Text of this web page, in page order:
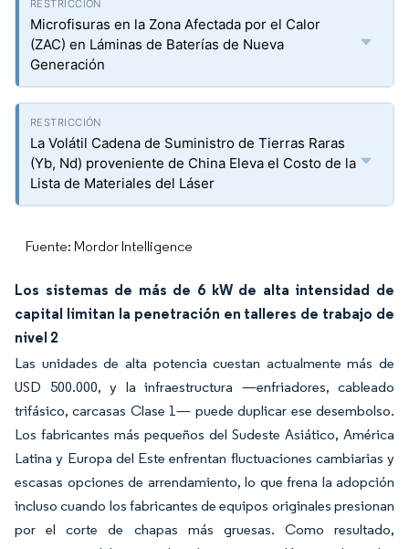
Microfisuras en la Zona Afectada por el Calor
(ZAC) en Láminas de Baterías de Nueva
Generación
La Volátil Cadena de Suministro de Tierras Raras
(Yb, Nd) proveniente de China Eleva el Costo de la
Lista de Materiales del Láser
Fuente: Mordor Intelligence
Los sistemas de más de 6 kW de alta intensidad de
capital limitan la penetración en talleres de trabajo de
nivel 2
Las unidades de alta potencia cuestan actualmente más de
USD 500.000, y la infraestructura —enfriadores, cableado
trifásico, carcasas Clase 1— puede duplicar ese desembolso.
Los fabricantes más pequeños del Sudeste Asiático, América
Latina y Europa del Este enfrentan fluctuaciones cambiarias y
escasas opciones de arrendamiento, lo que frena la adopción
incluso cuando los fabricantes de equipos originales presionan
por el corte de chapas más gruesas. Como resultado,